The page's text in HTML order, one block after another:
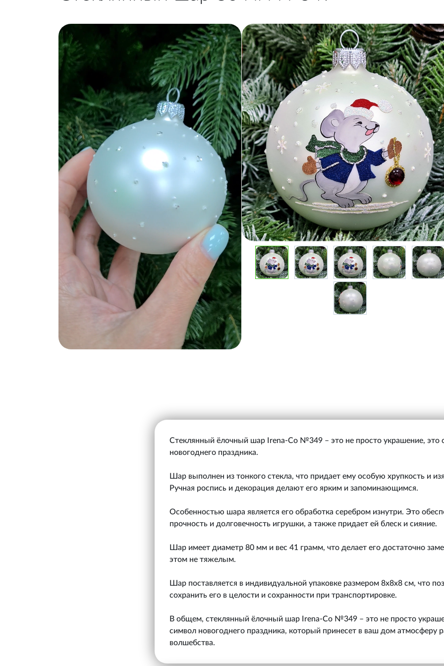
Стеклянный ёлочный шар Irena-Co №349 – это не просто украшение, это
новогоднего праздника.
Шар выполнен из тонкого стекла, что придает ему особую хрупкость и
Ручная роспись и декорация делают его ярким и запоминающимся.
Особенностью шара является его обработка серебром изнутри. Это
прочность и долговечность игрушки, а также придает ей блеск и сияние.
Шар имеет диаметр 80 мм и вес 41 грамм, что делает его достаточно
этом не тяжелым.
Шар поставляется в индивидуальной упаковке размером 8x8x8 см, что
сохранить его в целости и сохранности при транспортировке.
В общем, стеклянный ёлочный шар Irena-Co №349 – это не просто
символ новогоднего праздника, который принесет в ваш дом атмосферу
волшебства.